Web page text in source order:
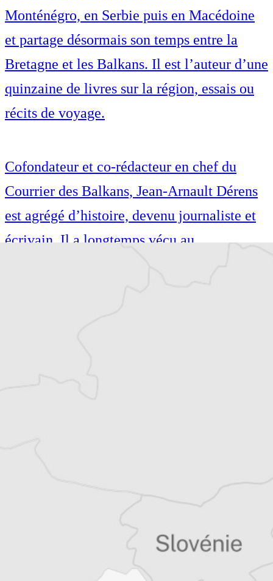
Monténégro, en Serbie puis en Macédoine
et partage désormais son temps entre la
Bretagne et les Balkans. Il est l’auteur d’une
quinzaine de livres sur la région, essais ou
récits de voyage.
Cofondateur et co-rédacteur en chef du
Courrier des Balkans, Jean-Arnault Dérens
est agrégé d’histoire, devenu journaliste et
écrivain. Il a longtemps vécu au